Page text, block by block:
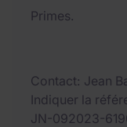
Primes.
Contact Jean
Indiquer la
JN-092023-